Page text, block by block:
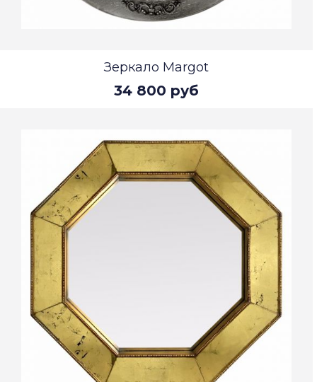
Зеркало Margot
34 800 руб